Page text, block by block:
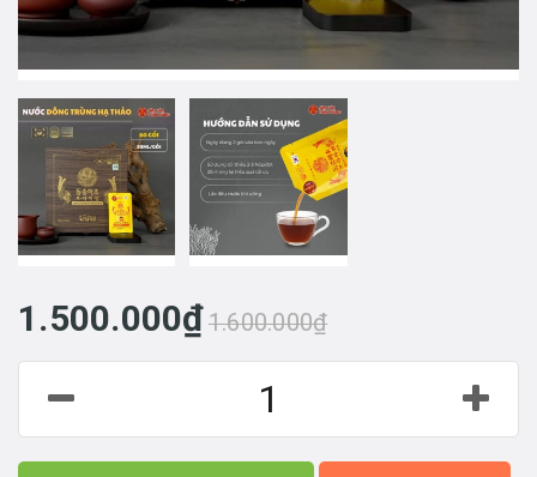
1.500.000₫1.600.000₫